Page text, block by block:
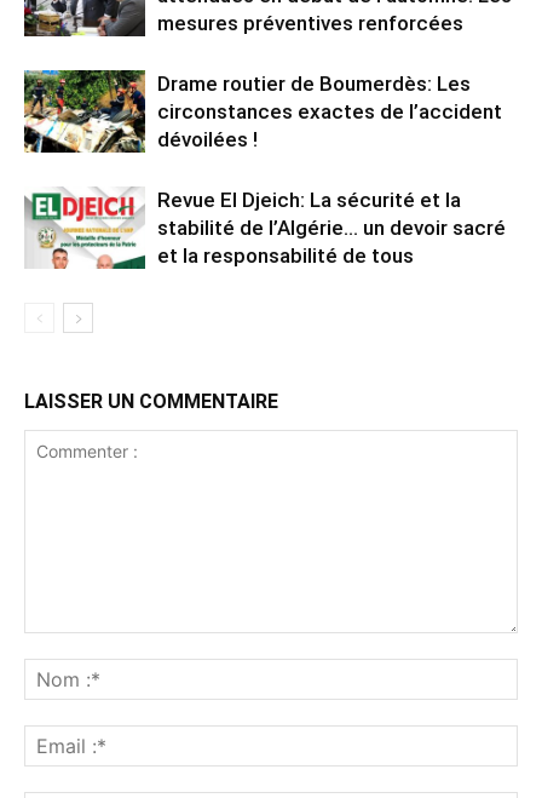
mesures préventives renforcées
Drame routier de Boumerdès: Les
circonstances exactes de l’accident
dévoilées !
Revue El Djeich: La sécurité et la
stabilité de l’Algérie… un devoir sacré
et la responsabilité de tous
LAISSER UN COMMENTAIRE